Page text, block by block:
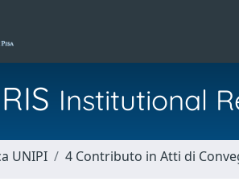
Institutional
UNIPI 4 Contributo in Atti di